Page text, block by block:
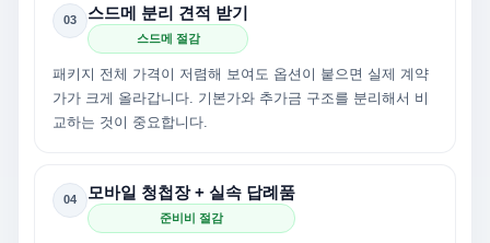
03 스드메 분리 견적 받기
스드메 절감
패키지 전체 가격이 저렴해 보여도 옵션이 붙으면 실제 계약
가가 크게 올라갑니다. 기본가와 추가금 구조를 분리해서 비
교하는 것이 중요합니다.
04 모바일 청첩장 + 실속 답례품
준비비 절감